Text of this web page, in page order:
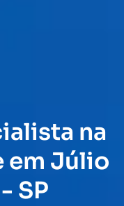
na
em Júlio
SP